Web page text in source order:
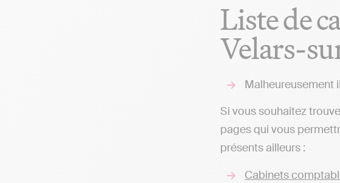
Liste de
Velars-
Malheureusement
Si vous souhaitez
pages qui vous
présents ailleurs :
Cabinets